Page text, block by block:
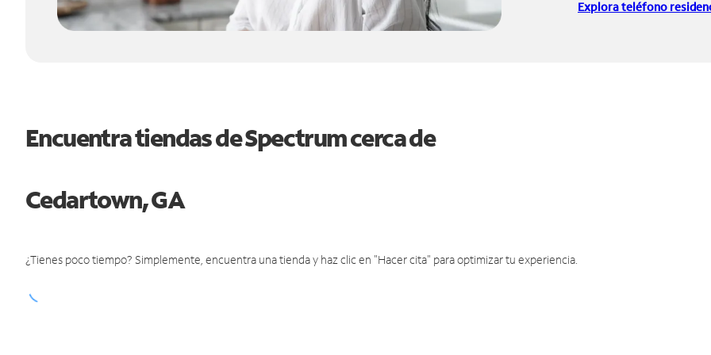
Explora teléfono
Encuentra tiendas de Spectrum cerca de
Cedartown, GA
¿Tienes poco tiempo? Simplemente, encuentra una tienda y haz clic en "Hacer cita" para optimizar tu experiencia.